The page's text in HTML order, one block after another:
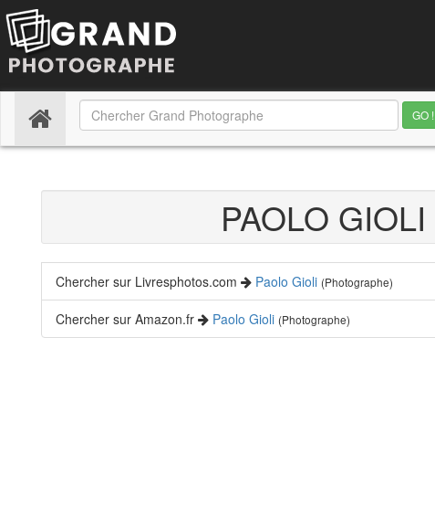
(current)
PAOLO GIOLI
Chercher sur Livresphotos.com Paolo Gioli (Photographe)
Chercher sur Amazon.fr Paolo Gioli (Photographe)